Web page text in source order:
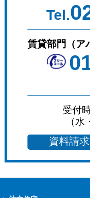
Tel.
賃貸部門（ア
受付
（
資料請求